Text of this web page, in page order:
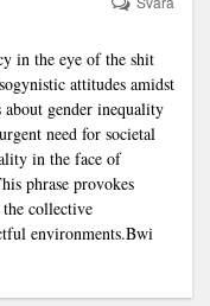
in the eye of the shit
attitudes amidst
gender inequality
need for societal
in the face of
phrase provokes
collective
environments.Bwi